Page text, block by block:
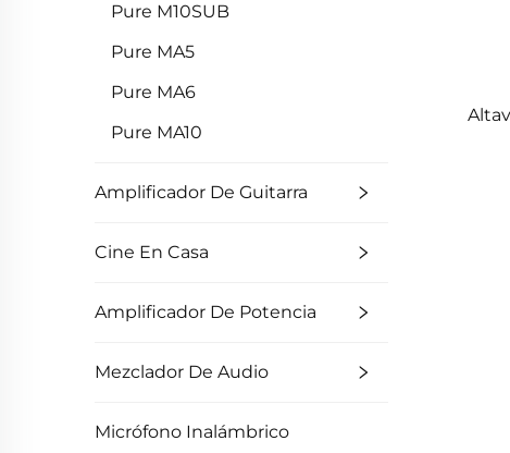
Pure M10SUB
Pure MA5
Pure MA6
Pure MA10
Amplificador De Guitarra
Cine En Casa
Amplificador De Potencia
Mezclador De Audio
Micrófono Inalámbrico